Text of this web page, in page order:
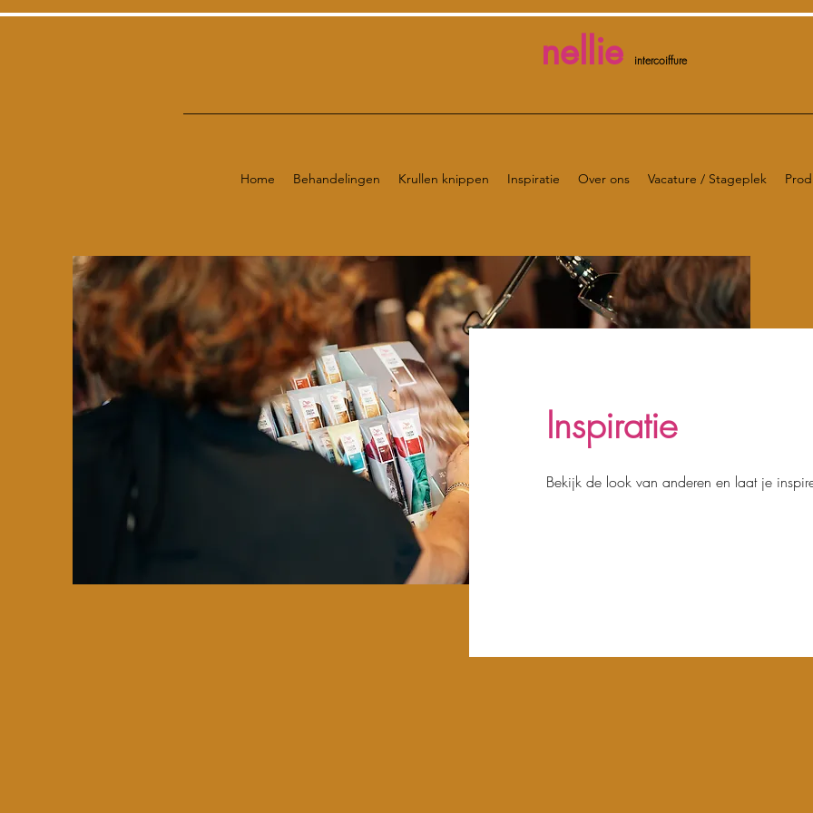
nellie intercoiffure
Home Behandelingen Krullen knippen Inspiratie Over ons Vacature / Stageplek
Inspiratie
Bekijk de look van anderen en laat je